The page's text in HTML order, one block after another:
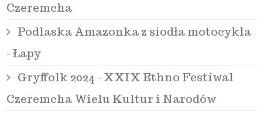
Czeremcha
Podlaska Amazonka z siodła motocykla
- Łapy
Gryffolk 2024 - XXIX Ethno Festiwal
Czeremcha Wielu Kultur i Narodów